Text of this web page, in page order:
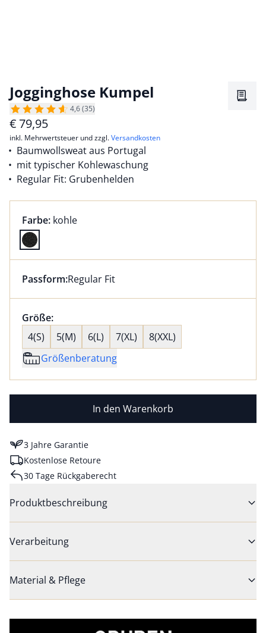
Jogginghose Kumpel
4,6 (35)
€ 79,95
inkl. Mehrwertsteuer und zzgl.Versandkosten
Baumwollsweat aus Portugal
mit typischer Kohlewaschung
Regular Fit: Grubenhelden
Farbauswahl:
Farbe: aktuell ausgewählt:
kohle
Farbe kohle ausgewählt
Dieser Artikel hat die Passform Regular Fit. für
Passform:Regular Fit
Größenauswahl:
Größe:nichts ausgewählt
4(S)
5(M) 6(L) 7(XL)
8(XXL)
Größenberatung
In den Warenkorb
3 Jahre Garantie
Kostenlose Retoure
30 Tage Rückgaberecht
Produktbeschreibung
Verarbeitung
Material & Pflege